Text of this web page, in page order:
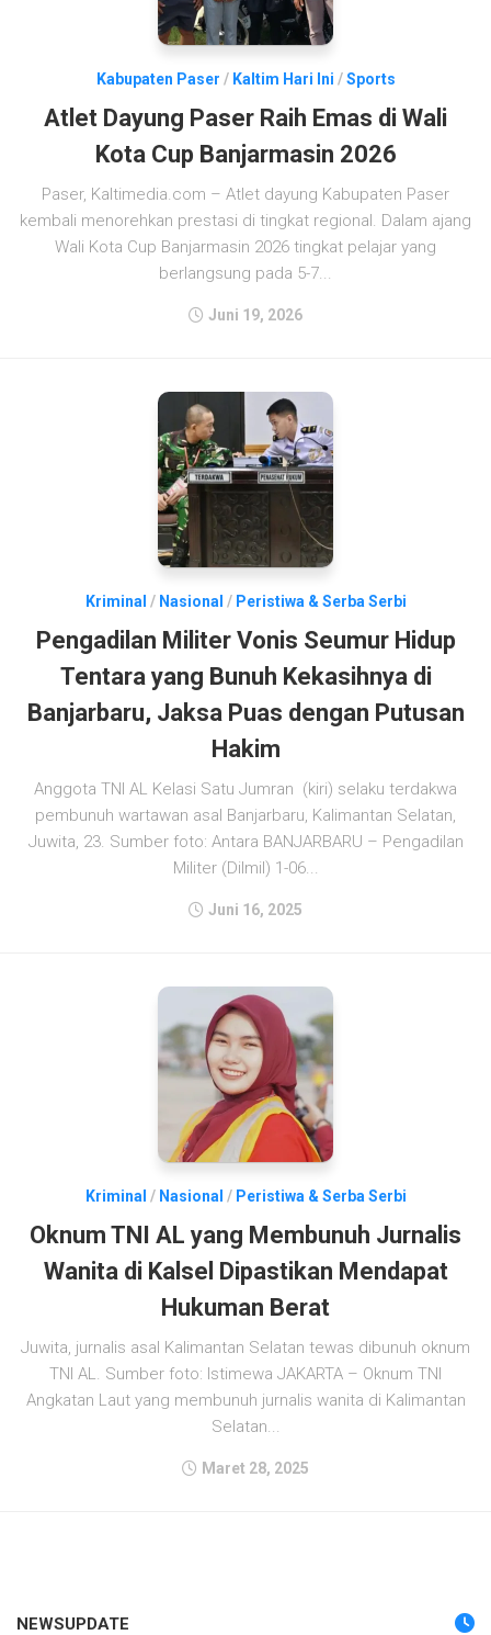
Kabupaten Paser / Kaltim Hari Ini /Sports
Atlet Dayung Paser Raih Emas di Wali
Kota Cup Banjarmasin 2026
Paser, Kaltimedia.com – Atlet dayung Kabupaten Paser
kembali menorehkan prestasi di tingkat regional. Dalam ajang
Wali Kota Cup Banjarmasin 2026 tingkat pelajar yang
berlangsung pada 5-7...
Juni 19, 2026
Kriminal / Nasional / Peristiwa & Serba Serbi
Pengadilan Militer Vonis Seumur Hidup
Tentara yang Bunuh Kekasihnya di
Banjarbaru, Jaksa Puas dengan Putusan
Hakim
Anggota TNI AL Kelasi Satu Jumran (kiri) selaku terdakwa
pembunuh wartawan asal Banjarbaru, Kalimantan Selatan,
Juwita, 23. Sumber foto: Antara BANJARBARU – Pengadilan
Militer (Dilmil) 1-06...
Juni 16, 2025
Kriminal / Nasional / Peristiwa & Serba Serbi
Oknum TNI AL yang Membunuh Jurnalis
Wanita di Kalsel Dipastikan Mendapat
Hukuman Berat
Juwita, jurnalis asal Kalimantan Selatan tewas dibunuh oknum
TNI AL. Sumber foto: Istimewa JAKARTA – Oknum TNI
Angkatan Laut yang membunuh jurnalis wanita di Kalimantan
Selatan...
Maret 28, 2025
NEWSUPDATE